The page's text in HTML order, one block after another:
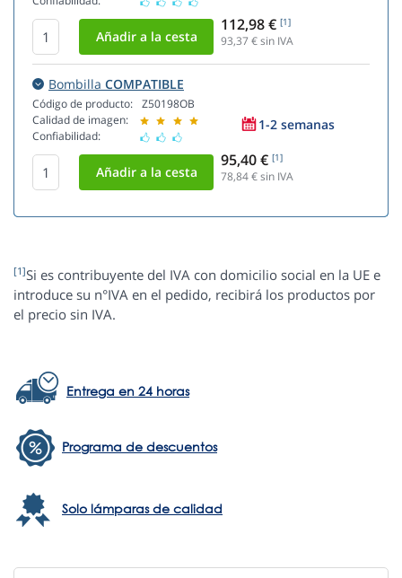
112,98 € [1]
93,37 € sin IVA
Bombilla COMPATIBLE
Código de producto:
Calidad de imagen:
Confiabilidad:
Z50198OB
1-2 semanas
95,40 € [1]
78,84€ sin IVA
[1]Si es contribuyente del IVA con domicilio social en la UE e
introduce su n°IVA en el pedido, recibirá los productos por
el precio sin IVA.
Entrega en 24 horas
Programa de descuentos
Solo lámparas de calidad